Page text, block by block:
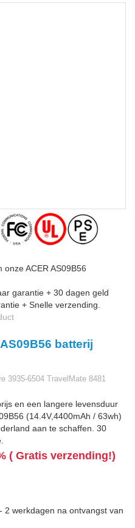
ACER AS09B56
garantie + 30 dagen geld
+ Snelle verzending.
batterij
3935-6504 TravelMate 8481
en een langere levensduur
(14.4V,4400mAh / 63wh)
aan te schaffen. 30
( Gratis verzending!)
2 werkdagen na ontvangst van